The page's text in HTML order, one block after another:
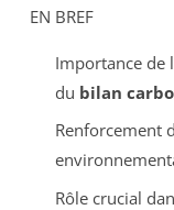
EN BREF
Importance de
du bilan
Renforcement
Rôle crucial